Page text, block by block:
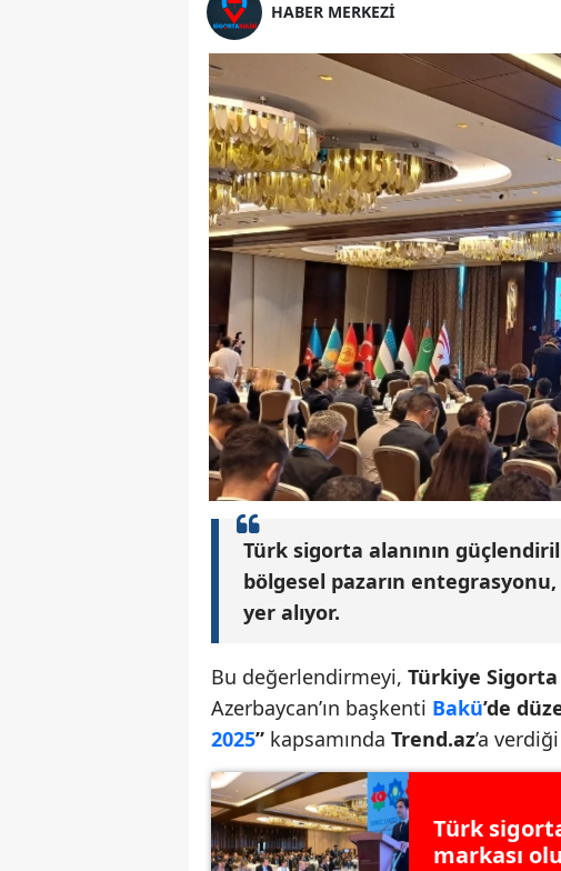
HABER MERKEZİ
Türk sigorta alanının
bölgesel pazarın
yer alıyor.
Bu değerlendirmeyi, Türkiye
Azerbaycan’ın başkenti Bakü’de
2025” kapsamında Trend.az’a
Türk
markası